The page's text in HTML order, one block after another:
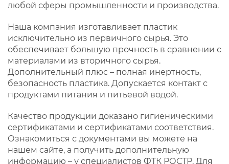
любой сферы промышленности и производства.
Наша компания изготавливает пластик
исключительно из первичного сырья. Это
обеспечивает большую прочность в сравнении с
материалами из вторичного сырья.
Дополнительный плюс – полная инертность,
безопасность пластика. Допускается контакт с
продуктами питания и питьевой водой.
Качество продукции доказано гигиеническими
сертификатами и сертификатами соответствия.
Ознакомиться с документами вы можете на
нашем сайте, а получить дополнительную
информацию – у специалистов ФТК РОСТР. Для